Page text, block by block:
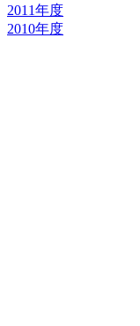
2011年度
2010年度